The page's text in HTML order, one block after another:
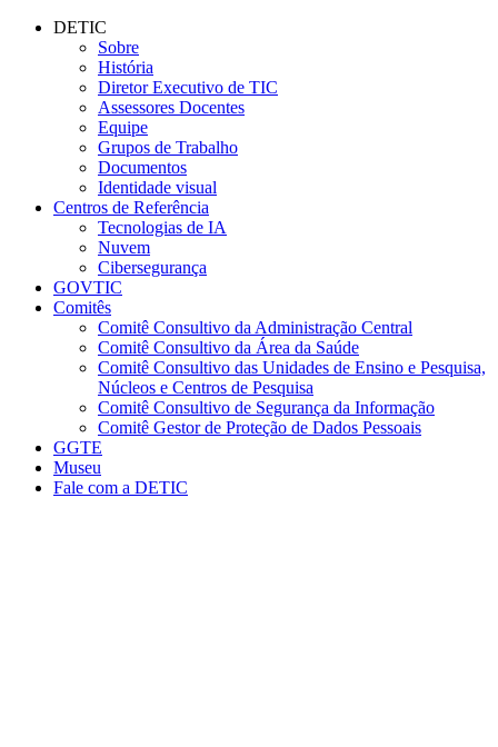
Conteúdo principal
DETIC
Sobre
História
Diretor Executivo de TIC
Assessores Docentes
Equipe
Grupos de Trabalho
Documentos
Identidade visual
Centros de Referência
Tecnologias de IA
Nuvem
Cibersegurança
GOVTIC
Comitês
Comitê Consultivo da Administração Central
Comitê Consultivo da Área da Saúde
Comitê Consultivo das Unidades de Ensino e Pesquisa,
Núcleos e Centros de Pesquisa
Comitê Consultivo de Segurança da Informação
Comitê Gestor de Proteção de Dados Pessoais
GGTE
Museu
Fale com a DETIC